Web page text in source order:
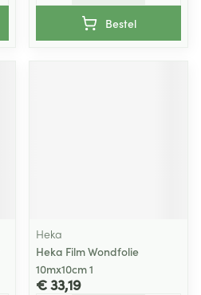
Bestel
Heka
Heka Film Wondfolie
10mx10cm 1
€ 33,19